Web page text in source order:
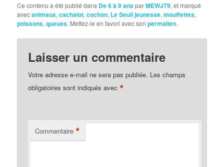
Ce contenu a été publié dans De 6 à 9 ansparMEWJ79, et marqué
avecanimaux,cachalot,cochon, Le Seuil jeunesse,mouffettes,
poissons,queues. Mettez-le en favori avec sonpermalien.
Laisser un commentaire
Votre adresse e-mail ne sera pas publiée. Les champs
obligatoires sont indiqués avec*
Commentaire *